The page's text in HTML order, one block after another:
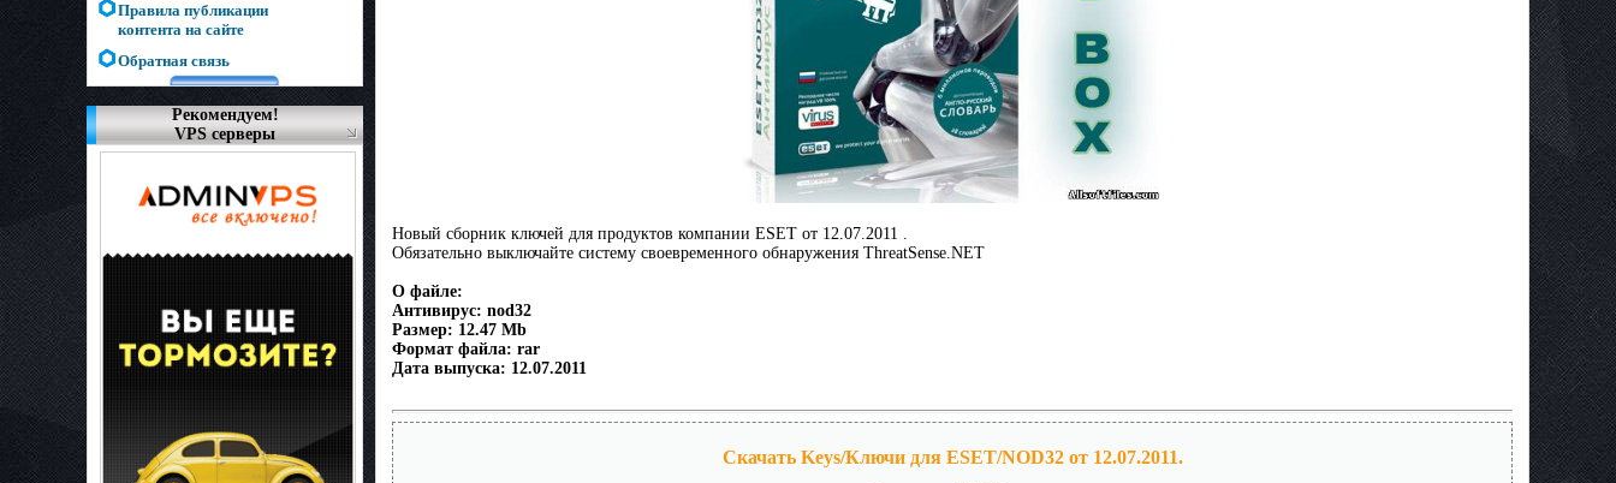
Правила публикации
контента на сайте
Обратная связь
Рекомендуем!
VPS серверы
Новый сборник ключей для продуктов компании ESET от 12.07.2011 .
Обязательно выключайте систему своевременного обнаружения ThreatSense.NET
О файле:
Антивирус: nod32
Размер: 12.47 Mb
Формат файла: rar
Дата выпуска: 12.07.2011
Скачать Keys/Ключи для ESET/NOD32 от 12.07.2011.